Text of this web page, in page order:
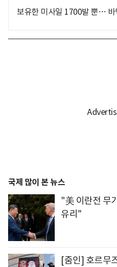
보유한 미사일 1700발 뿐…
국제 많이 본 뉴스
"美 이란전 무
유리"
[줌인] 호르무